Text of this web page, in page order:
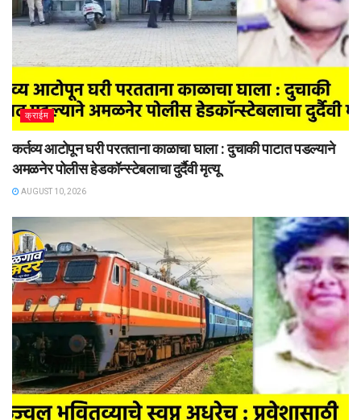
क्राईम
कर्तव्य आटोपून घरी परतताना काळाचा घाला : दुचाकी पाटात पडल्याने
अमळनेर पोलीस हेडकॉन्स्टेबलाचा दुर्दैवी मृत्यू
AUGUST 10, 2026